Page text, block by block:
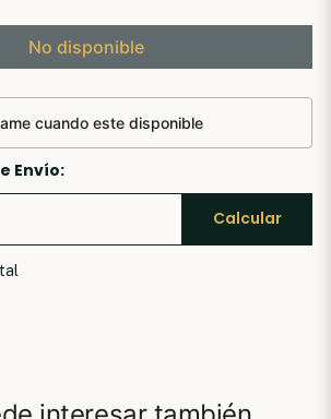
No disponible
cuando este disponible
Envío:
Calcular